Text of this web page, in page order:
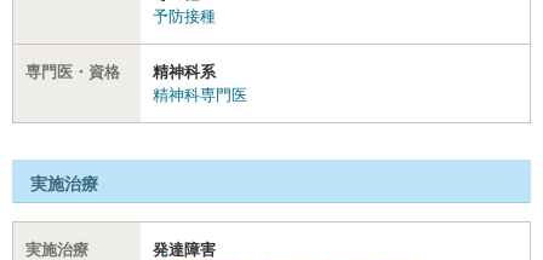
予防接種
専門医・資格
精神科系
精神科専門医
実施治療
実施治療
発達障害